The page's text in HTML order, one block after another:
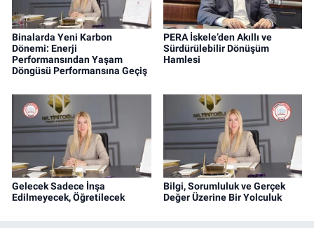
Binalarda Yeni Karbon
Dönemi: Enerji
Performansından Yaşam
Döngüsü Performansına Geçiş
PERA İskele’den Akıllı ve
Sürdürülebilir Dönüşüm
Hamlesi
Gelecek Sadece İnşa
Edilmeyecek, Öğretilecek
Bilgi, Sorumluluk ve Gerçek
Değer Üzerine Bir Yolculuk